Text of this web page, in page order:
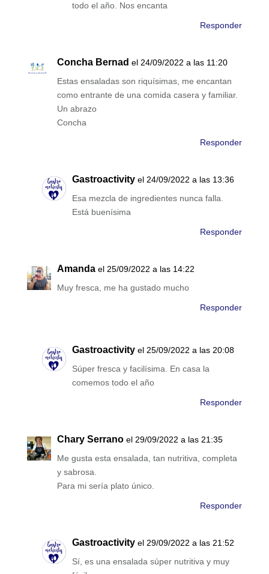
todo el año. Nos encanta
Responder
Concha Bernad el 24/09/2022 a las 11:20
Estas ensaladas son riquísimas, me encantan
como entrante de una comida casera y familiar.
Un abrazo
Concha
Responder
Gastroactivity el 24/09/2022 a las 13:36
Esa mezcla de ingredientes nunca falla.
Está buenísima
Responder
Amanda el 25/09/2022 a las 14:22
Muy fresca, me ha gustado mucho
Responder
Gastroactivity el 25/09/2022 a las 20:08
Súper fresca y facilísima. En casa la
comemos todo el año
Responder
Chary Serrano el 29/09/2022 a las 21:35
Me gusta esta ensalada, tan nutritiva, completa
y sabrosa.
Para mi sería plato único.
Responder
Gastroactivity el 29/09/2022 a las 21:52
Sí, es una ensalada súper nutritiva y muy